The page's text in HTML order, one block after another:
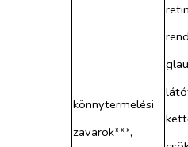
könnytermelési
zavarok***,